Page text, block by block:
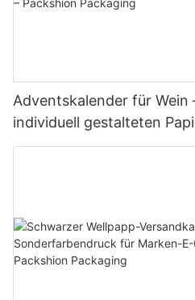
Adventskalender für Wein
individuell gestalteten
Flaschen und -